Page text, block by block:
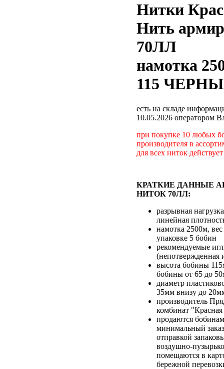
Нитки
Нить
70ЛЛ
намотка
115
есть на складе
10.05.2026 оператором
при покупке 10 любых
производителя в
для всех ниток
КРАТКИЕ ДАННЫЕ
НИТОК 70ЛЛ:
разрывная
линейная
намотка 2500м,
упаковке 5 бобин
рекомендуемые
(непотвержденная
высота бобины
бобины от 65 до
диаметр
35мм внизу до
производитель
комбинат
продаются
минимальный
отправкой
воздушно-
помещаются в
бережной